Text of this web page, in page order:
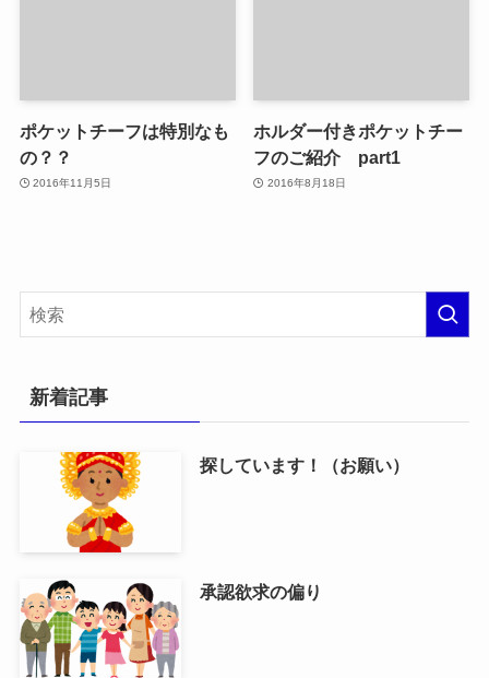
ポケットチーフは特別なも
の？？
2016年11月5日
ホルダー付きポケットチー
フのご紹介 part1
2016年8月18日
新着記事
探しています！（お願い）
承認欲求の偏り